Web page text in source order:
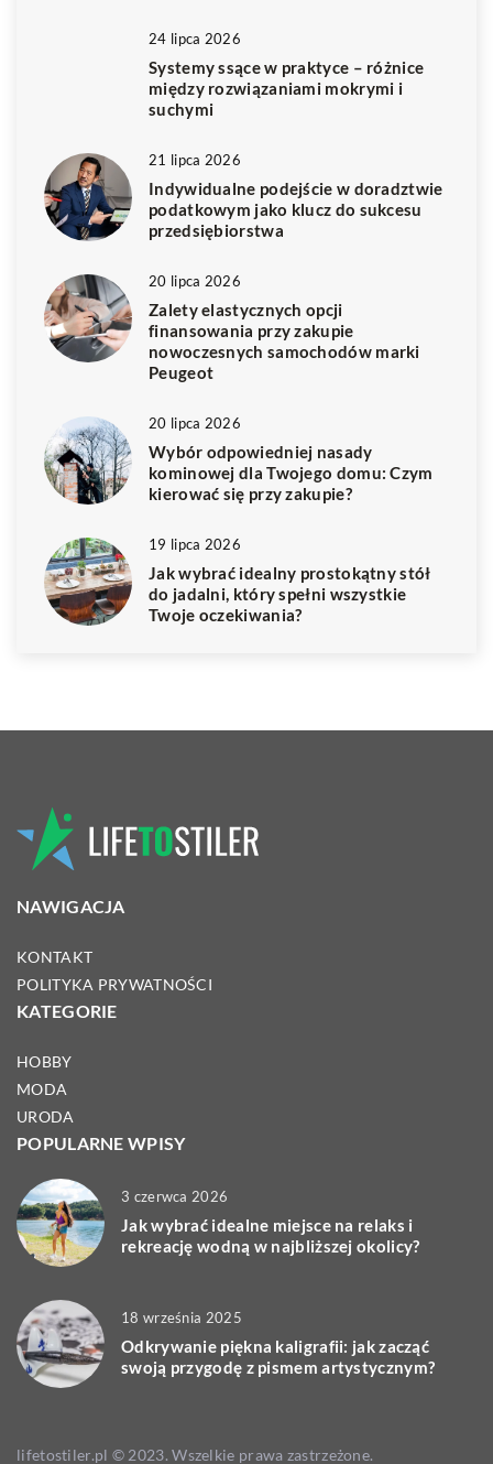
24 lipca 2026
Systemy ssące w praktyce – różnice
między rozwiązaniami mokrymi i
suchymi
21 lipca 2026
Indywidualne podejście w doradztwie
podatkowym jako klucz do sukcesu
przedsiębiorstwa
20 lipca 2026
Zalety elastycznych opcji
finansowania przy zakupie
nowoczesnych samochodów marki
Peugeot
20 lipca 2026
Wybór odpowiedniej nasady
kominowej dla Twojego domu: Czym
kierować się przy zakupie?
19 lipca 2026
Jak wybrać idealny prostokątny stół
do jadalni, który spełni wszystkie
Twoje oczekiwania?
NAWIGACJA
KONTAKT
POLITYKA PRYWATNOŚCI
KATEGORIE
HOBBY
MODA
URODA
POPULARNE WPISY
3 czerwca 2026
Jak wybrać idealne miejsce na relaks i
rekreację wodną w najbliższej okolicy?
18 września 2025
Odkrywanie piękna kaligrafii: jak zacząć
swoją przygodę z pismem artystycznym?
lifetostiler.pl © 2023. Wszelkie prawa zastrzeżone.